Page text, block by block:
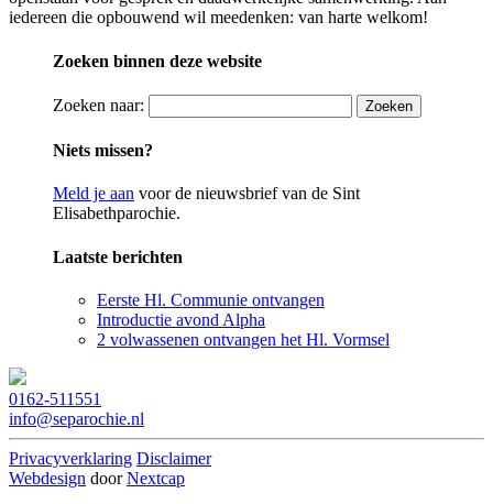
iedereen die opbouwend wil meedenken: van harte welkom!
Zoeken binnen deze website
Zoeken naar:
Niets missen?
Meld je aan voor de nieuwsbrief van de Sint
Elisabethparochie.
Laatste berichten
Eerste Hl. Communie ontvangen
Introductie avond Alpha
2 volwassenen ontvangen het Hl. Vormsel
0162-511551
info@separochie.nl
Privacyverklaring Disclaimer
Webdesign doorNextcap